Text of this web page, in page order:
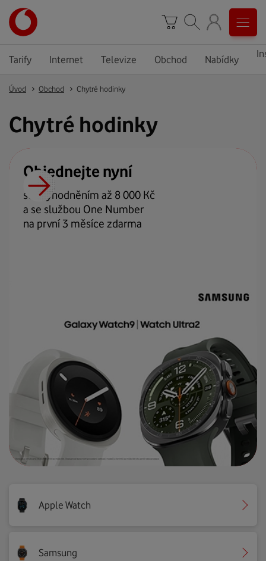
Tarify Internet Televize Obchod Nabídky
Úvod Obchod Chytré hodinky
Chytré hodinky
Objednejte nyní
se zvýhodněním až 8 000 Kč
a se službou One Number
na první 3 měsíce zdarma
Apple Watch
Samsung